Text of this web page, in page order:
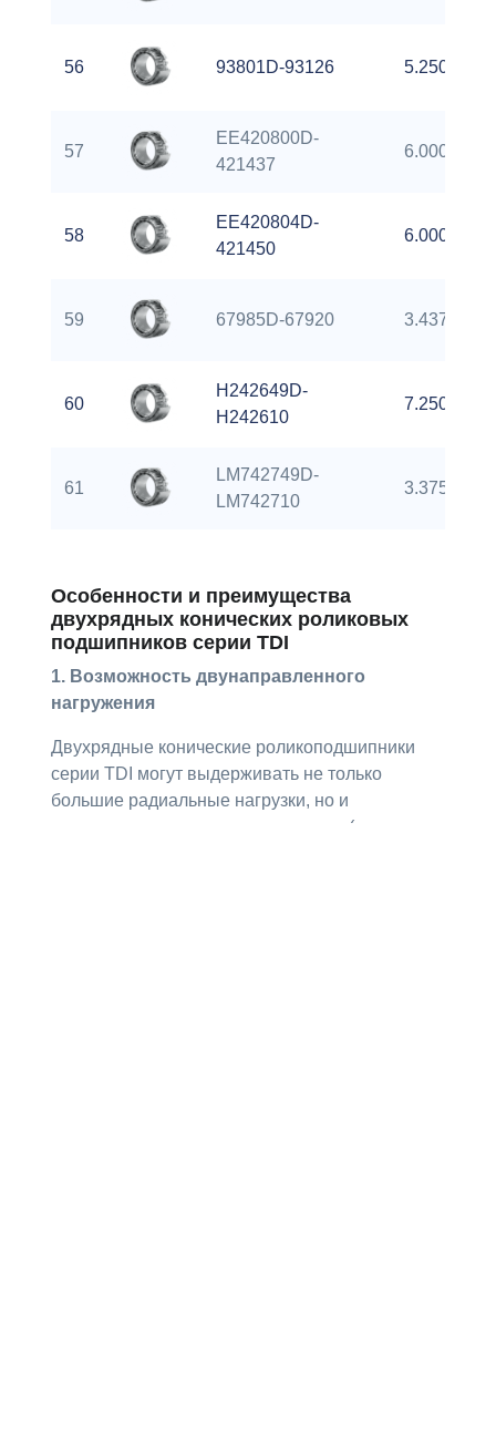
56 93801D-93126 5.2500 inch
57
EE420800D-
421437
6.0000 inch
58
EE420804D-
421450
6.0000 inch
59 67985D-67920 3.4375 inch
60
H242649D-
H242610
7.2500 inch
61
LM742749D-
LM742710
3.3750 inch
Особенности и преимущества
двухрядных конических роликовых
подшипников серии TDI
1. Возможность двунаправленного
нагружения
Двухрядные конические роликоподшипники
серии TDI могут выдерживать не только
большие радиальные нагрузки, но и
двунаправленные осевые нагрузки (как